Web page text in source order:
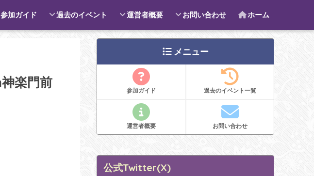
参加ガイド 過去のイベント 運営者概要 お問い合わせ ホーム
楽門前
メニュー
参加ガイド 過去のイベント一覧
運営者概要 お問い合わせ
公式Twitter(X)